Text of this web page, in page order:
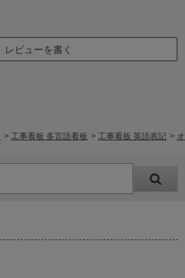
レビューを書く
> 工事看板 多言語看板 > 工事看板 英語表記 >